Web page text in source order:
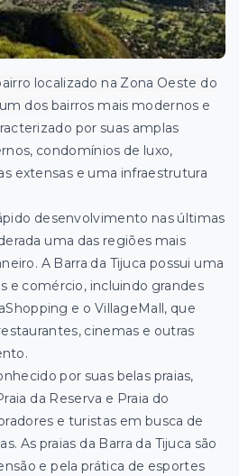
localizado na Zona Oeste do
dos bairros mais modernos e
por suas amplas
condomínios de luxo,
extensas e uma infraestrutura
desenvolvimento nas últimas
uma das regiões mais
A Barra da Tijuca possui uma
e comércio, incluindo grandes
e o VillageMall, que
cinemas e outras
por suas belas praias,
da Reserva e Praia do
e turistas em busca de
As praias da Barra da Tijuca são
e pela prática de esportes